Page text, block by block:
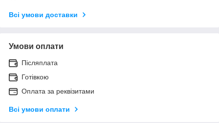
Всі умови доставки
Умови оплати
Післяплата
Готівкою
Оплата за реквізитами
Всі умови оплати